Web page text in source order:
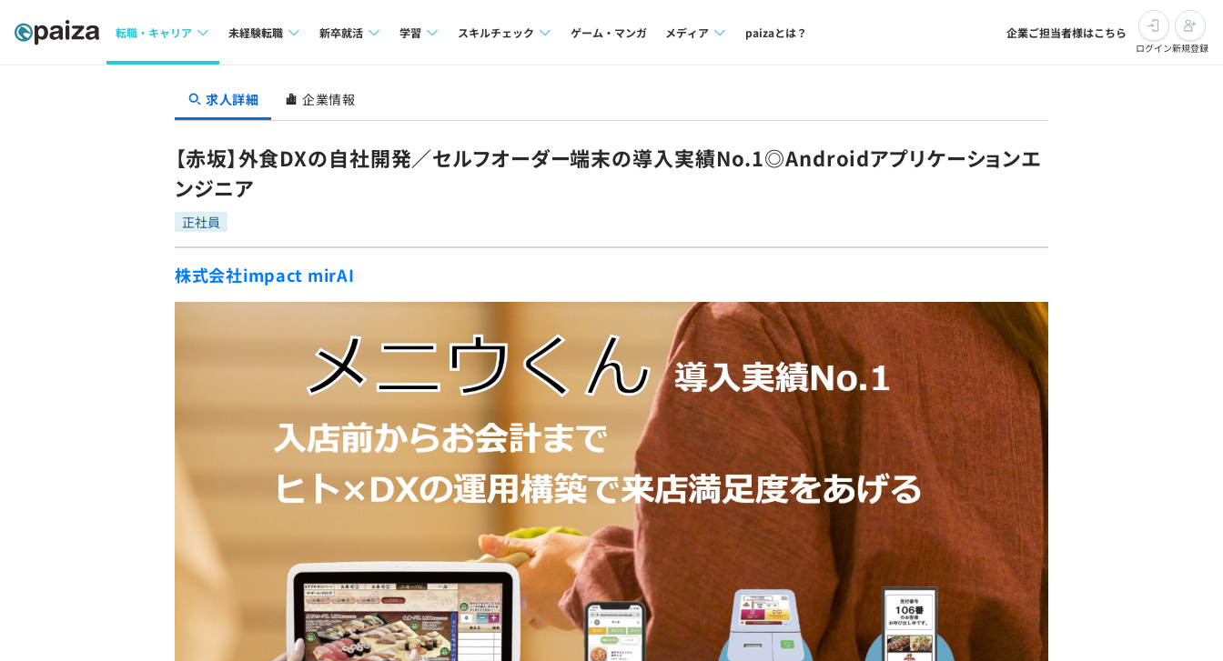
転職・キャリア
転職成功ガイド
未経験転職
求人検索
転職成功ガイド
新卒就活
本選考
インターン
インタビュー
学習
4択課題
リファレンス
法人向けプラン
学校向けプラン
契約内容・クーポン
スキルチェック
評価結果一覧
ゲーム・マンガ メディア
note
paizaとは？ 企業ご担当者様はこちら
ログイン新規登録
求人詳細 企業情報
【赤坂】外食DXの自社開発／セルフオーダー端末の導入実績No.1◎Androidアプリケーションエ
ンジニア
正社員
株式会社impact mirAI